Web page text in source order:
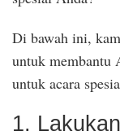
Di bawah ini,
untuk membantu
untuk acara
1.